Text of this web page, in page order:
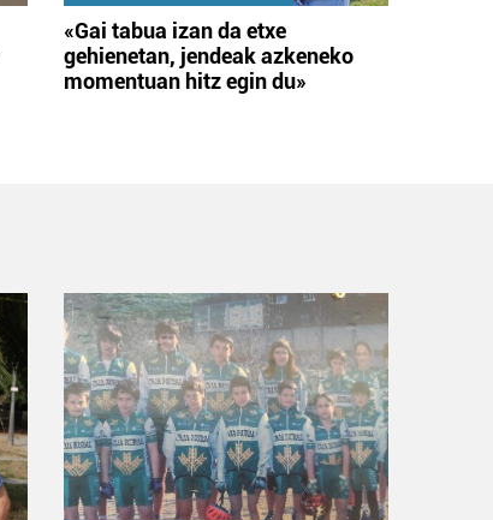
«Gai tabua izan da etxe
gehienetan, jendeak azkeneko
momentuan hitz egin du»